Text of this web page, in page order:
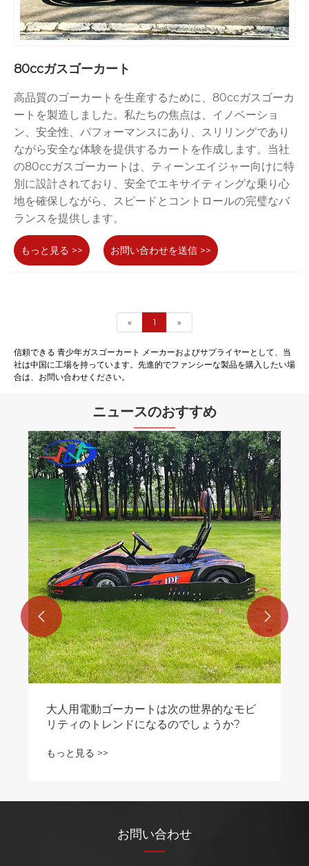
80ccガスゴーカート
高品質のゴーカートを生産するために、80ccガスゴーカ
ートを製造しました。私たちの焦点は、イノベーショ
ン、安全性、パフォーマンスにあり、スリリングであり
ながら安全な体験を提供するカートを作成します。当社
の80ccガスゴーカートは、ティーンエイジャー向けに特
別に設計されており、安全でエキサイティングな乗り心
地を確保しながら、スピードとコントロールの完璧なバ
ランスを提供します。
もっと見る >> お問い合わせを送信 >>
« 1 »
信頼できる 青少年ガスゴーカート メーカーおよびサプライヤーとして、当
社は中国に工場を持っています。先進的でファンシーな製品を購入したい場
合は、お問い合わせください。
ニュースのおすすめ
大人用電動ゴーカートは次の世界的なモビ
リティのトレンドになるのでしょうか?
もっと見る >>
 
お問い合わせ